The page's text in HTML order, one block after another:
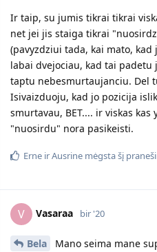
Ir taip, su jumis tikrai tikrai
net jei jis staiga tikrai
(pavyzdziui tada, kai mato,
labai dvejociau, kad tai
taptu nebesmurtaujanciu. Del
Isivaizduoju, kad jo pozicija
smurtavau, BET.... ir viskas
"nuosirdu" nora pasikeisti.
Erne irAusrine mėgsta šį
V Vasaraa bir '20
Bela
Mano seima mane